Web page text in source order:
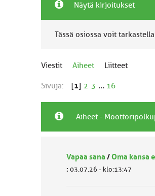
Näytä kirjoitukset
Tässä osiossa voit
Viestit Aiheet Liitteet
Sivuja: [1] 2 3 ... 16
Aiheet -
Vapaa sana /Oma kansa
: 03.07.26 - klo:13:47